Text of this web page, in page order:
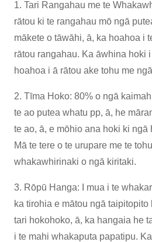
1. Tari Rangahau me te
rātou ki te rangahau mō ngā
mākete o tāwāhi, ā, ka hoahoa i
rātou rangahau. Ka āwhina hoki
hoahoa i ā rātou ake tohu me
2. Tīma Hoko: 80% o ngā
te ao putea whatu pp, ā, he
te ao, ā, e mōhio ana hoki ki ngā
Mā te tere o te urupare me te
whakawhirinaki o ngā kiritaki.
3. Rōpū Hanga: I mua i te
ka tirohia e mātou ngā taipitopito
tari hokohoko, ā, ka hangaia he
i te mahi whakaputa papatipu.